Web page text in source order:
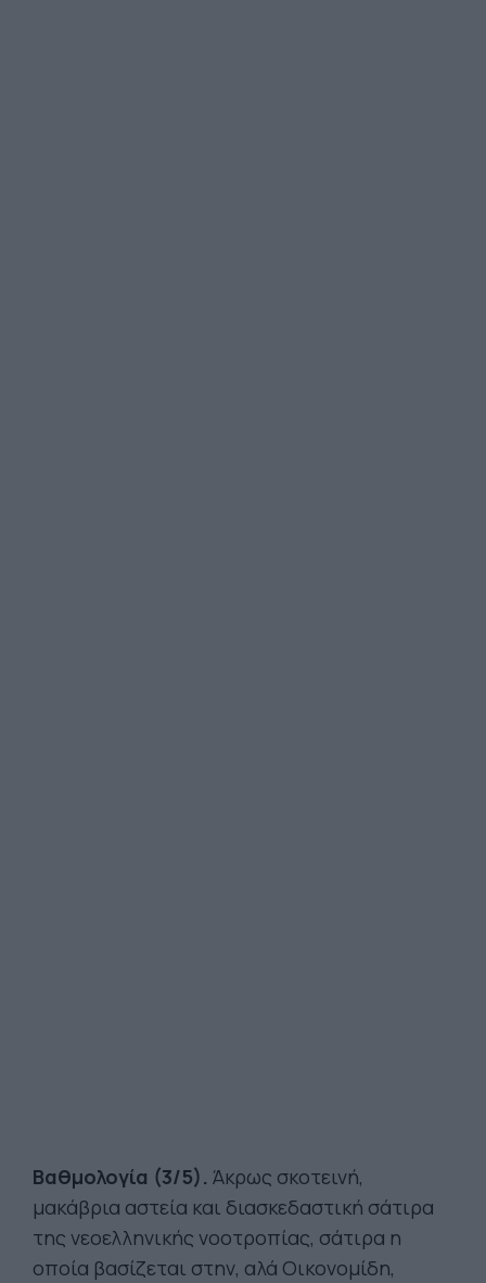
Βαθμολογία (3/5). Άκρως σκοτεινή,
μακάβρια αστεία και διασκεδαστική σάτιρα
της νεοελληνικής νοοτροπίας, σάτιρα η
οποία βασίζεται στην, αλά Οικονομίδη,